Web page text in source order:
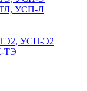
ТЛ, УСП-Л
УСП-Э2
ТЭ